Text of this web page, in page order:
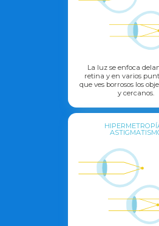
La luz se enfoca
retina y en varios
que ves borrosos los
y cercanos.